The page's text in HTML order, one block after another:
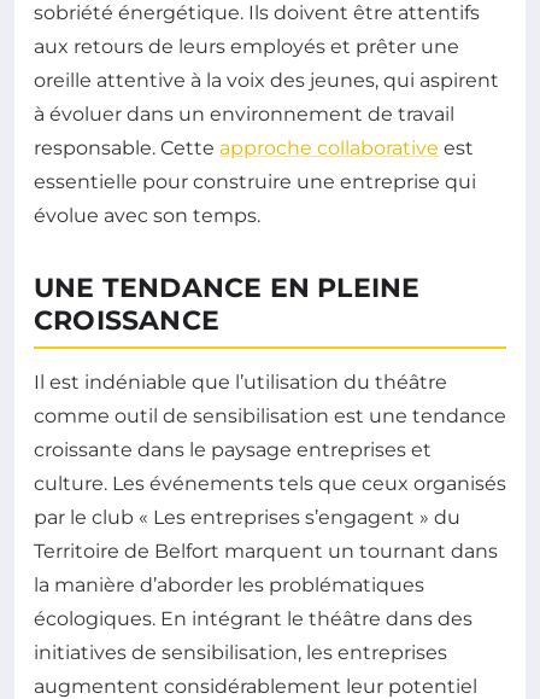
sobriété énergétique. Ils doivent être attentifs
aux retours de leurs employés et prêter une
oreille attentive à la voix des jeunes, qui aspirent
à évoluer dans un environnement de travail
responsable. Cette approche collaborative est
essentielle pour construire une entreprise qui
évolue avec son temps.
UNE TENDANCE EN PLEINE
CROISSANCE
Il est indéniable que l’utilisation du théâtre
comme outil de sensibilisation est une tendance
croissante dans le paysage entreprises et
culture. Les événements tels que ceux organisés
par le club « Les entreprises s’engagent » du
Territoire de Belfort marquent un tournant dans
la manière d’aborder les problématiques
écologiques. En intégrant le théâtre dans des
initiatives de sensibilisation, les entreprises
augmentent considérablement leur potentiel